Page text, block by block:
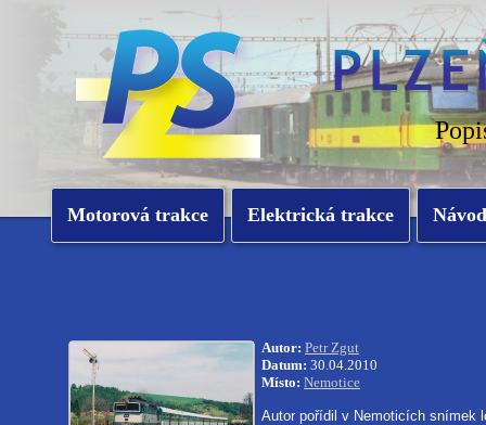
Motorová trakce Elektrická trakce
Autor: Petr Zgut
Datum: 30.04.2010
Místo: Nemotice
Autor pořídil v Nemoticích snímek